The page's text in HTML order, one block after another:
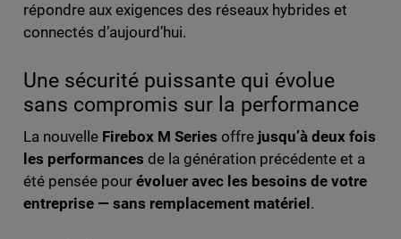
répondre aux exigences des réseaux hybrides et
connectés d’aujourd’hui.
Une sécurité puissante qui évolue
sans compromis sur la performance
La nouvelle Firebox M Series offre jusqu’à deux fois
les performances de la génération précédente et a
été pensée pour évoluer avec les besoins de votre
entreprise — sans remplacement matériel .